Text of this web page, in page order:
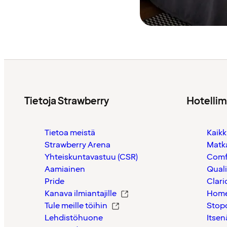
Tietoja Strawberry
Tietoa meistä
Strawberry Arena
Yhteiskuntavastuu (CSR)
Aamiainen
Pride
Kanava ilmiantajille
Tule meille töihin
Lehdistöhuone